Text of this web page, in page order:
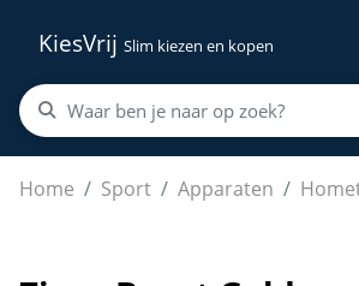
KiesVrij Slim kiezen en kopen
Home Sport Apparaten
Zipro Boost Gold Hometrainer